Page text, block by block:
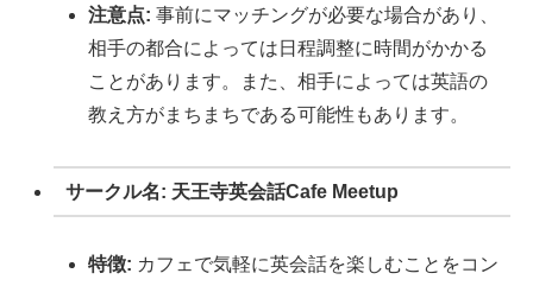
注意点: 事前にマッチングが必要な場合があり、
相手の都合によっては日程調整に時間がかかる
ことがあります。また、相手によっては英語の
教え方がまちまちである可能性もあります。
サークル名: 天王寺英会話Cafe Meetup
特徴: カフェで気軽に英会話を楽しむことをコン